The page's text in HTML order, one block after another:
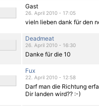
Gast
26. April 2010 - 17:05
vieln lieben dank für den
Deadmeat
26. April 2010 - 16:30
Danke für die 10
Fux
22. April 2010 - 12:58
Darf man die Richtung
Dir landen wird?? :-)